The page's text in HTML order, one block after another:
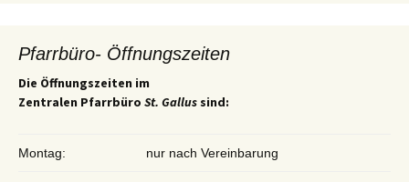
Pfarrbüro- Öffnungszeiten
Die Öffnungszeiten im
Zentralen Pfarrbüro St. Gallus sind:
Montag: nur nach Vereinbarung